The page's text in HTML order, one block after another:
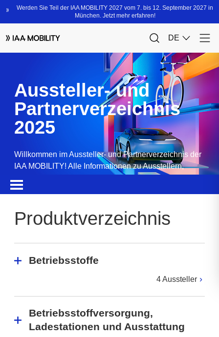
Aussteller- und
Partnerverzeichnis
2025
Willkommen im Aussteller- und Partnerverzeichnis der
IAA MOBILITY! Alle Informationen zu Ausstellern,
Produktverzeichnis
Betriebsstoffe
4 Aussteller
Betriebsstoffversorgung,
Ladestationen und Ausstattung